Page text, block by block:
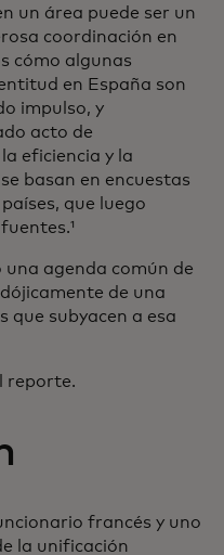
un área puede ser un
coordinación en
cómo algunas
en España son
impulso, y
acto de
eficiencia y la
basan en encuestas
que luego
agenda común de
de una
que subyacen a esa
reporte.
francés y uno
la unificación